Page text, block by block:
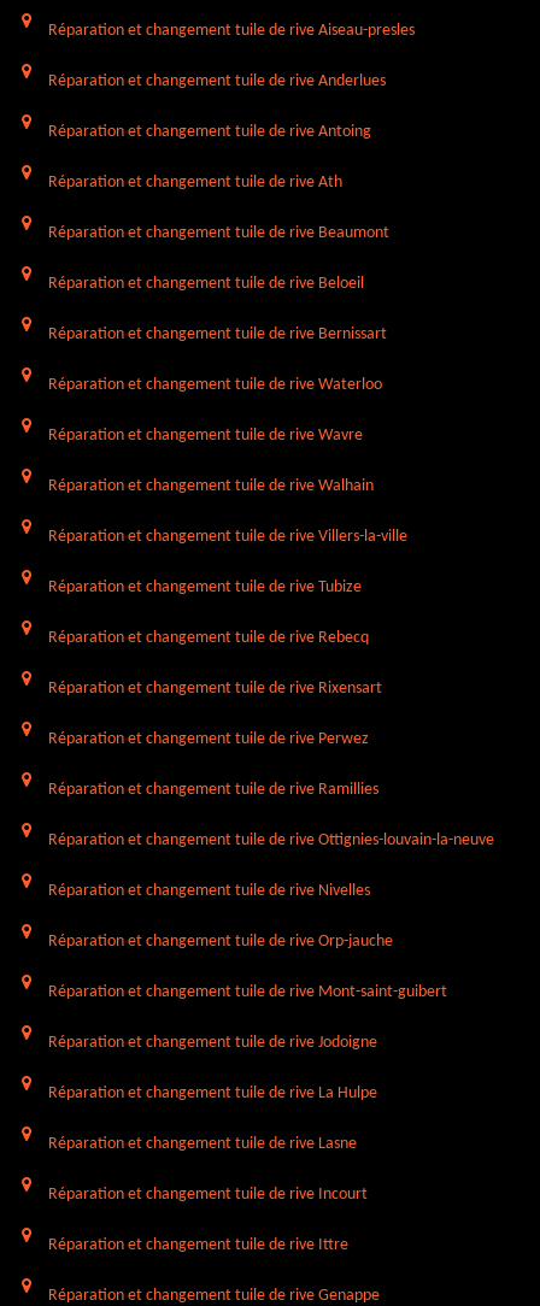
Réparation et changement tuile de rive Aiseau-presles
Réparation et changement tuile de rive Anderlues
Réparation et changement tuile de rive Antoing
Réparation et changement tuile de rive Ath
Réparation et changement tuile de rive Beaumont
Réparation et changement tuile de rive Beloeil
Réparation et changement tuile de rive Bernissart
Réparation et changement tuile de rive Waterloo
Réparation et changement tuile de rive Wavre
Réparation et changement tuile de rive Walhain
Réparation et changement tuile de rive Villers-la-ville
Réparation et changement tuile de rive Tubize
Réparation et changement tuile de rive Rebecq
Réparation et changement tuile de rive Rixensart
Réparation et changement tuile de rive Perwez
Réparation et changement tuile de rive Ramillies
Réparation et changement tuile de rive Ottignies-louvain-la-neuve
Réparation et changement tuile de rive Nivelles
Réparation et changement tuile de rive Orp-jauche
Réparation et changement tuile de rive Mont-saint-guibert
Réparation et changement tuile de rive Jodoigne
Réparation et changement tuile de rive La Hulpe
Réparation et changement tuile de rive Lasne
Réparation et changement tuile de rive Incourt
Réparation et changement tuile de rive Ittre
Réparation et changement tuile de rive Genappe